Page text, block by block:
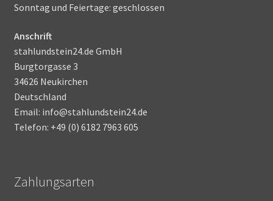
Sonntag und Feiertage: geschlossen
Anschrift
stahlundstein24.de GmbH
Burgtorgasse 3
34626 Neukirchen
Deutschland
Email: info@stahlundstein24.de
Telefon: +49 (0) 6182 7963 605
Zahlungsarten